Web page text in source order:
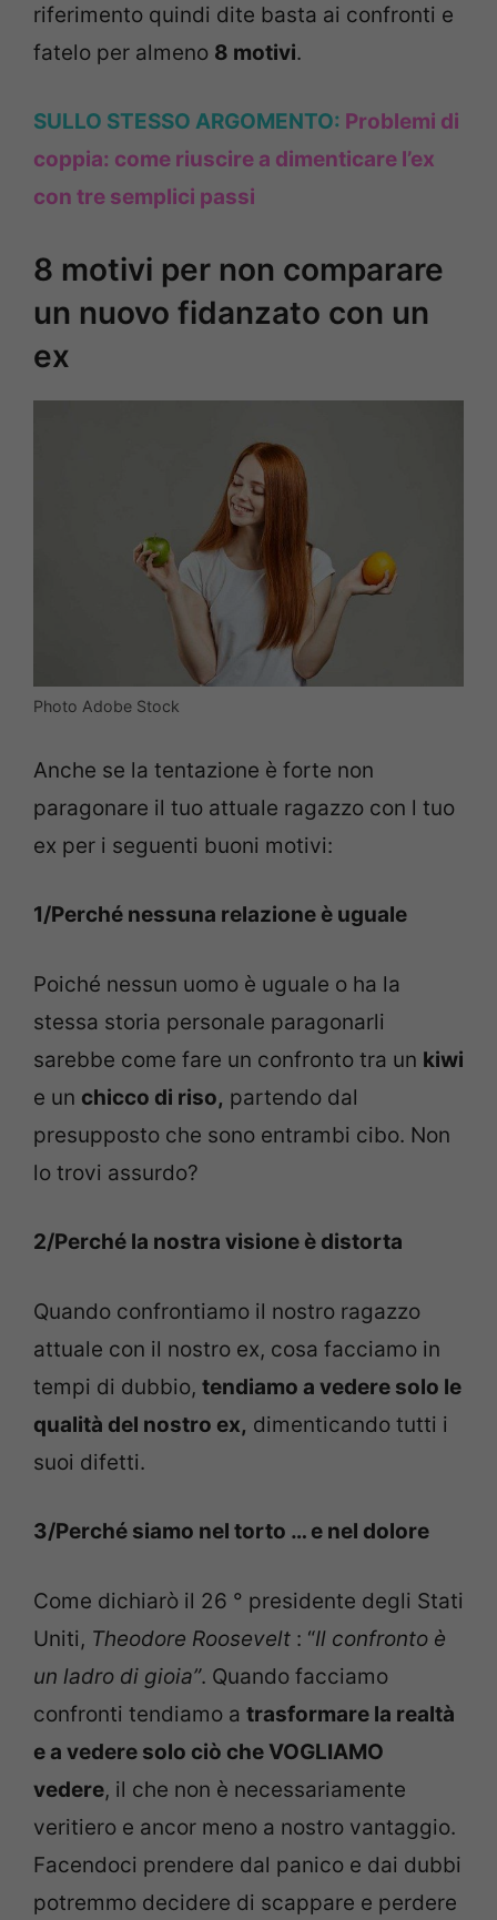
riferimento quindi dite basta ai confronti e
fatelo per almeno 8 motivi.
SULLO STESSO ARGOMENTO: Problemi di
coppia: come riuscire a dimenticare l’ex
con tre semplici passi
8 motivi per non comparare
un nuovo fidanzato con un
ex
Photo Adobe Stock
Anche se la tentazione è forte non
paragonare il tuo attuale ragazzo con l tuo
ex per i seguenti buoni motivi:
1/Perché nessuna relazione è uguale
Poiché nessun uomo è uguale o ha la
stessa storia personale paragonarli
sarebbe come fare un confronto tra un kiwi
e un chicco di riso, partendo dal
presupposto che sono entrambi cibo. Non
lo trovi assurdo?
2/Perché la nostra visione è distorta
Quando confrontiamo il nostro ragazzo
attuale con il nostro ex, cosa facciamo in
tempi di dubbio, tendiamo a vedere solo le
qualità del nostro ex, dimenticando tutti i
suoi difetti.
3/Perché siamo nel torto … e nel dolore
Come dichiarò il 26 ° presidente degli Stati
Uniti, Theodore Roosevelt : “Il confronto è
un ladro di gioia”. Quando facciamo
confronti tendiamo a trasformare la realtà
e a vedere solo ciò che VOGLIAMO
vedere, il che non è necessariamente
veritiero e ancor meno a nostro vantaggio.
Facendoci prendere dal panico e dai dubbi
potremmo decidere di scappare e perdere